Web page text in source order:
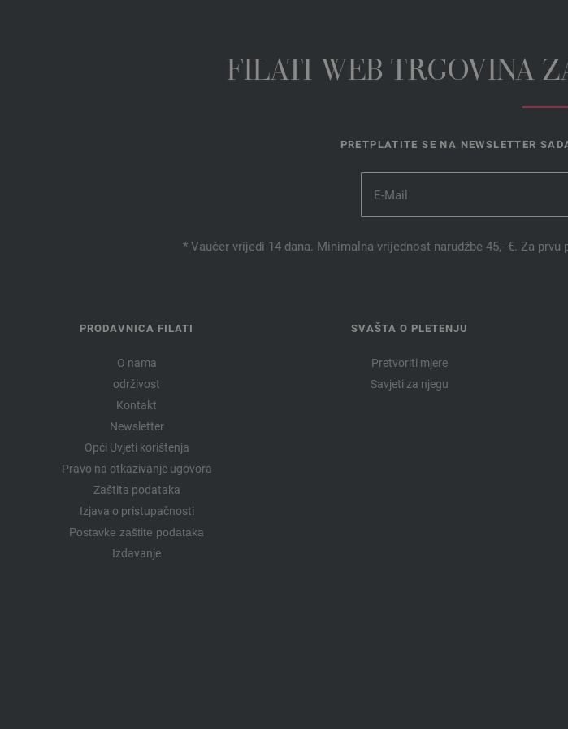
FILATI WEB TRGOVINA
PRETPLATITE SE NA NEWSLETTER
* Vaučer vrijedi 14 dana. Minimalna vrijednost narudžbe 45,- €. Za
PRODAVNICA FILATI
O nama
održivost
Kontakt
Newsletter
Opći Uvjeti korištenja
Pravo na otkazivanje ugovora
Zaštita podataka
Izjava o pristupačnosti
Postavke zaštite podataka
Izdavanje
SVAŠTA O PLETENJU
Pretvoriti mjere
Savjeti za njegu